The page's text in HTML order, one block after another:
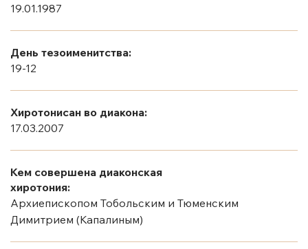
19.01.1987
День тезоименитства:
19-12
Хиротонисан во диакона:
17.03.2007
Кем совершена диаконская
хиротония:
Архиепископом Тобольским и Тюменским
Димитрием (Капалиным)